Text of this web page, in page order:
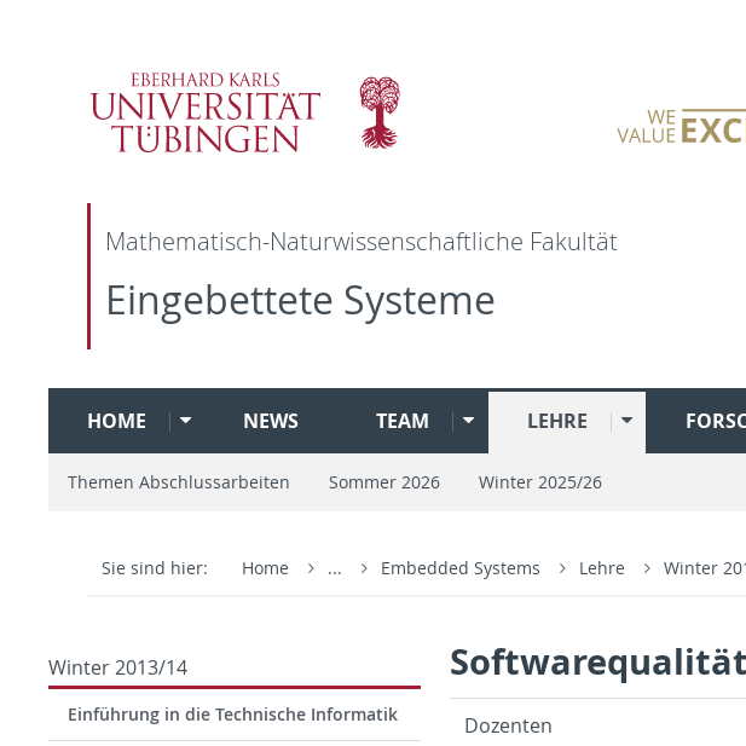
Mathematisch-Naturwissenschaftliche Fakultät
Eingebettete Systeme
HOME NEWS TEAM LEHRE
Themen Abschlussarbeiten Sommer 2026 Winter 2025/26
Sie sind hier: Home ... Embedded Systems Lehre Winter
Winter 2013/14
Einführung in die Technische Informatik Dozen­ten